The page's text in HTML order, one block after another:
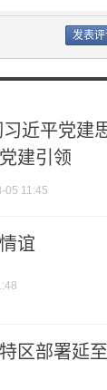
习近平党建
建引领
05 11:45
谊
区部署延